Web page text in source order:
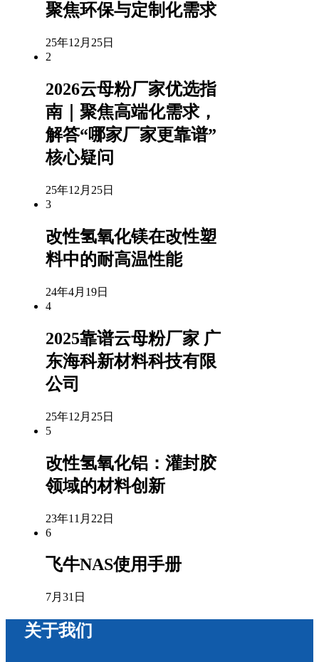
聚焦环保与定制化需求
25年12月25日
2
2026云母粉厂家优选指
南｜聚焦高端化需求，
解答“哪家厂家更靠谱”
核心疑问
25年12月25日
3
改性氢氧化镁在改性塑
料中的耐高温性能
24年4月19日
4
2025靠谱云母粉厂家 广
东海科新材料科技有限
公司
25年12月25日
5
改性氢氧化铝：灌封胶
领域的材料创新
23年11月22日
6
飞牛NAS使用手册
7月31日
关于我们